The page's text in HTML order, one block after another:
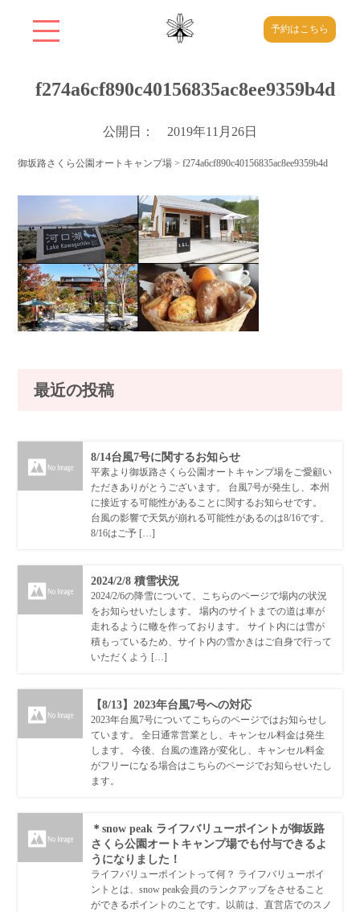
予約はこちら
f274a6cf890c40156835ac8ee9359b4d
公開日： 2019年11月26日
御坂路さくら公園オートキャンプ場 >f274a6cf890c40156835ac8ee9359b4d
最近の投稿
8/14台風7号に関するお知らせ
平素より御坂路さくら公園オートキャンプ場をご愛顧い
ただきありがとうございます。 台風7号が発生し、本州
に接近する可能性があることに関するお知らせです。
台風の影響で天気が崩れる可能性があるのは8/16です。
8/16はご予 […]
2024/2/8 積雪状況
2024/2/6の降雪について、こちらのページで場内の状況
をお知らせいたします。 場内のサイトまでの道は車が
走れるように轍を作っております。 サイト内には雪が
積もっているため、サイト内の雪かきはご自身で行って
いただくよう […]
【8/13】2023年台風7号への対応
2023年台風7号についてこちらのページではお知らせし
ています。 全日通常営業とし、キャンセル料金は発生
します。 今後、台風の進路が変化し、キャンセル料金
がフリーになる場合はこちらのページでお知らせいたし
ます。
＊snow peak ライフバリューポイントが御坂路
さくら公園オートキャンプ場でも付与できるよ
うになりました！
ライフバリューポイントって何？ ライフバリューポイ
ントとは、snow peak会員のランクアップをさせること
ができるポイントのことです。以前は、直営店でのスノ